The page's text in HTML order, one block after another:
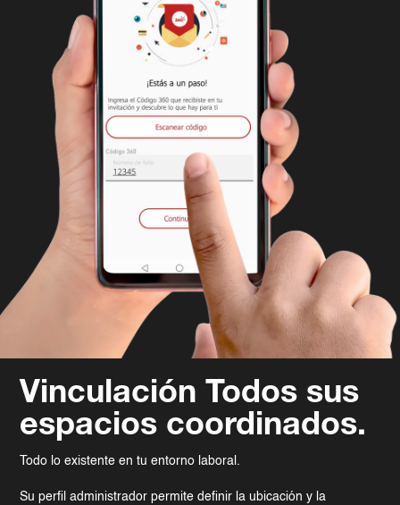
Vinculación Todos sus
espacios coordinados.
Todo lo existente en tu entorno laboral.
Su perfil administrador permite definir la ubicación y la